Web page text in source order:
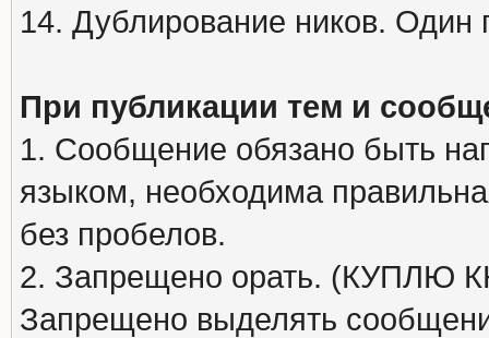
14. Дублирование ников. Один
При публикации тем и
1. Сообщение обязано быть
языком, необходима
без пробелов.
2. Запрещено орать. (КУПЛЮ
Запрещено выделять